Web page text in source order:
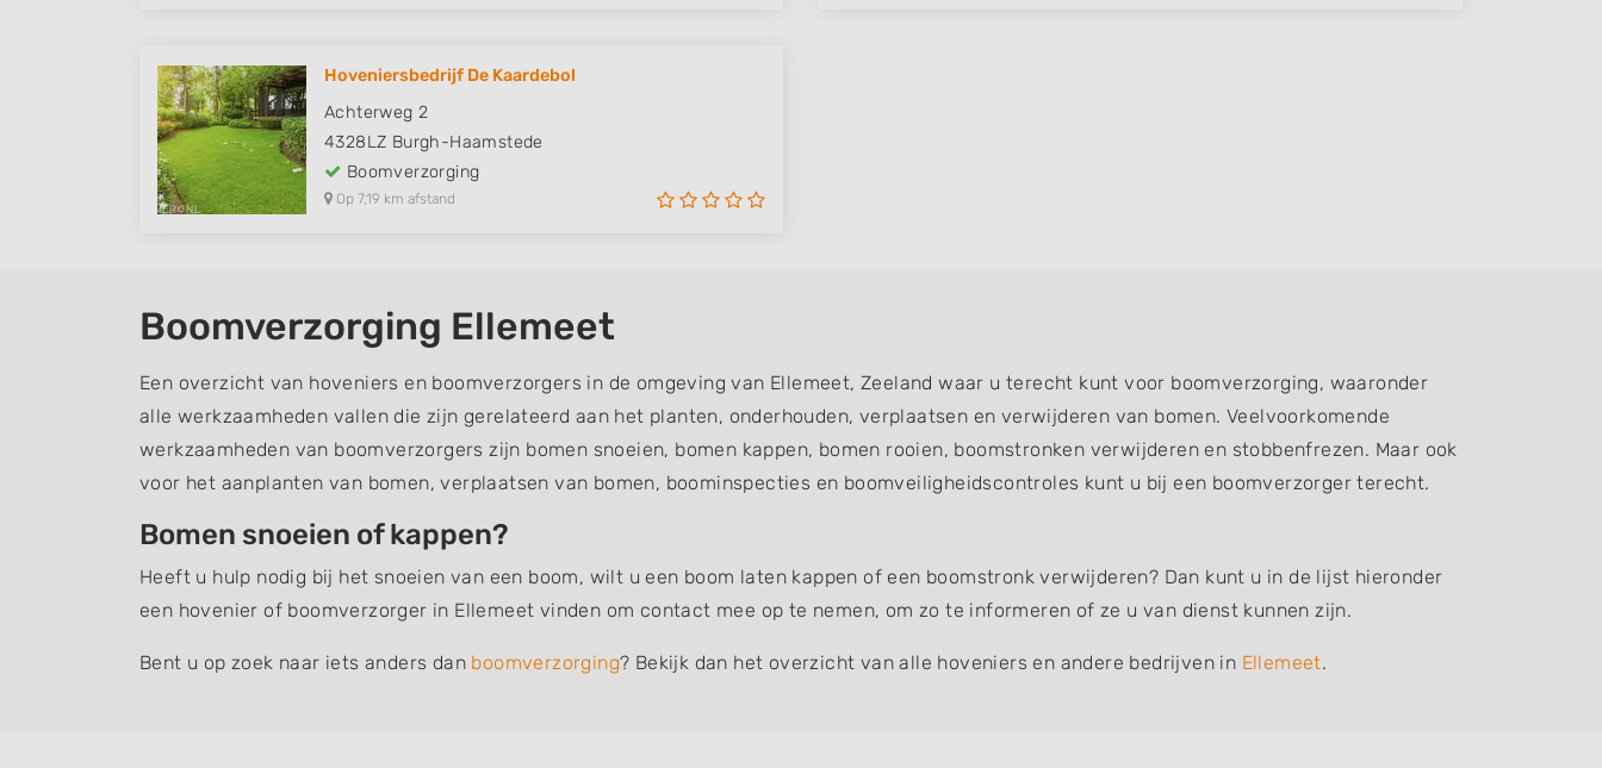
Hoveniersbedrijf De Kaardebol
Achterweg 2
4328LZ Burgh-Haamstede
Boomverzorging
Op 7,19 km afstand
Boomverzorging Ellemeet
Een overzicht van hoveniers en boomverzorgers in de omgeving van Ellemeet, Zeeland waar u terecht kunt voor boomverzorging, waaronder
alle werkzaamheden vallen die zijn gerelateerd aan het planten, onderhouden, verplaatsen en verwijderen van bomen. Veelvoorkomende
werkzaamheden van boomverzorgers zijn bomen snoeien, bomen kappen, bomen rooien, boomstronken verwijderen en stobbenfrezen. Maar ook
voor het aanplanten van bomen, verplaatsen van bomen, boominspecties en boomveiligheidscontroles kunt u bij een boomverzorger terecht.
Bomen snoeien of kappen?
Heeft u hulp nodig bij het snoeien van een boom, wilt u een boom laten kappen of een boomstronk verwijderen? Dan kunt u in de lijst hieronder
een hovenier of boomverzorger in Ellemeet vinden om contact mee op te nemen, om zo te informeren of ze u van dienst kunnen zijn.
Bent u op zoek naar iets anders dan boomverzorging? Bekijk dan het overzicht van alle hoveniers en andere bedrijven in Ellemeet.